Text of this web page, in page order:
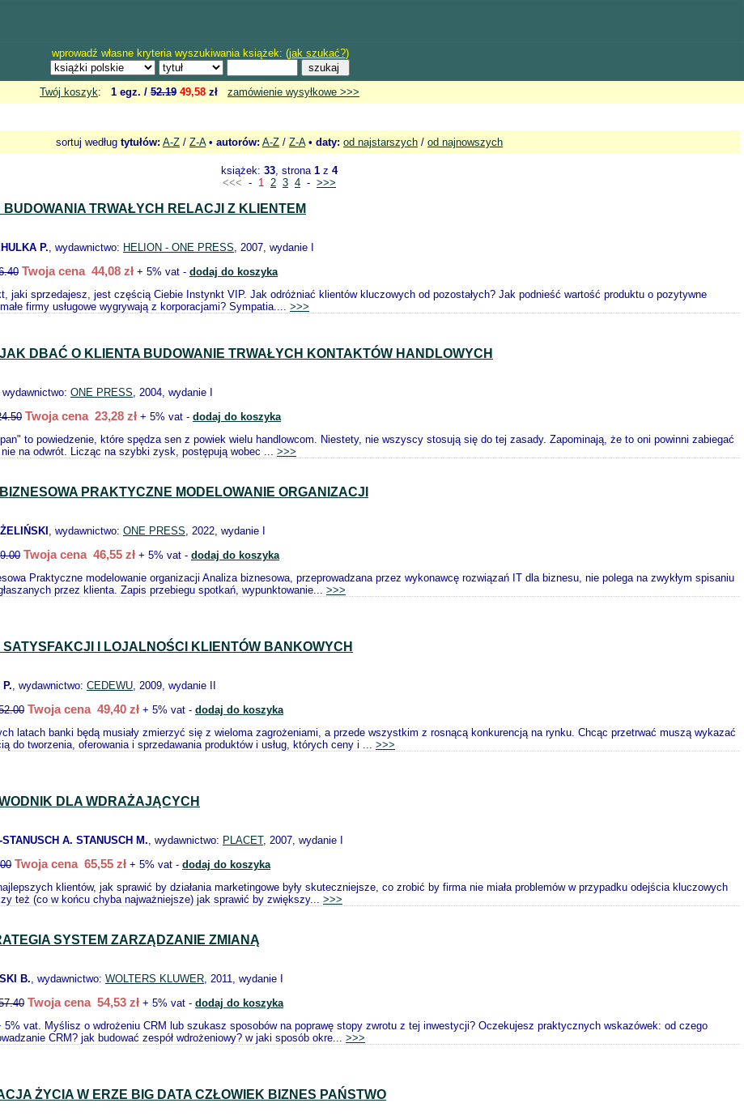
wprowadź własne kryteria wyszukiwania książek: (jak szukać?)
Twój koszyk: 1 egz. / 52.19 49,58 zł
zamówienie wysyłkowe >>>
sortuj według tytułów: A-Z / Z-A• autorów: A-Z / Z-A• daty: od najstarszych / od najnowszych
książek: 33, strona 1 z 4
<<< - 1 2 3 4 - >>>
BUDOWANIA TRWAŁYCH RELACJI Z KLIENTEM
P., wydawnictwo: HELION - ONE PRESS, 2007, wydanie I
Twoja cena 44,08 zł + 5% vat - dodaj do koszyka
jaki sprzedajesz, jest częścią Ciebie Instynkt VIP. Jak odróżniać klientów kluczowych od pozostałych? Jak podnieść wartość produktu o pozytywne
firmy usługowe wygrywają z korporacjami? Sympatia.... >>>
DBAĆ O KLIENTA BUDOWANIE TRWAŁYCH KONTAKTÓW HANDLOWYCH
wydawnictwo: ONE PRESS, 2004, wydanie I
Twoja cena 23,28 zł + 5% vat - dodaj do koszyka
to powiedzenie, które spędza sen z powiek wielu handlowcom. Niestety, nie wszyscy stosują się do tej zasady. Zapominają, że to oni powinni zabiegać
na odwrót. Licząc na szybki zysk, postępują wobec ... >>>
PRAKTYCZNE MODELOWANIE ORGANIZACJI
, wydawnictwo: ONE PRESS, 2022, wydanie I
Twoja cena 46,55 zł + 5% vat - dodaj do koszyka
Praktyczne modelowanie organizacji Analiza biznesowa, przeprowadzana przez wykonawcę rozwiązań IT dla biznesu, nie polega na zwykłym spisaniu
przez klienta. Zapis przebiegu spotkań, wypunktowanie... >>>
I LOJALNOŚCI KLIENTÓW BANKOWYCH
, wydawnictwo: CEDEWU, 2009, wydanie II
Twoja cena 49,40 zł + 5% vat - dodaj do koszyka
latach banki będą musiały zmierzyć się z wieloma zagrożeniami, a przede wszystkim z rosnącą konkurencją na rynku. Chcąc przetrwać muszą wykazać
do tworzenia, oferowania i sprzedawania produktów i usług, których ceny i ... >>>
DLA WDRAŻAJĄCYCH
A. STANUSCH M., wydawnictwo: PLACET, 2007, wydanie I
Twoja cena 65,55 zł + 5% vat - dodaj do koszyka
klientów, jak sprawić by działania marketingowe były skuteczniejsze, co zrobić by firma nie miała problemów w przypadku odejścia kluczowych
też (co w końcu chyba najważniejsze) jak sprawić by zwiększy... >>>
SYSTEM ZARZĄDZANIE ZMIANĄ
B., wydawnictwo: WOLTERS KLUWER, 2011, wydanie I
Twoja cena 54,53 zł + 5% vat - dodaj do koszyka
5% vat. Myślisz o wdrożeniu CRM lub szukasz sposobów na poprawę stopy zwrotu z tej inwestycji? Oczekujesz praktycznych wskazówek: od czego
CRM? jak budować zespół wdrożeniowy? w jaki sposób okre... >>>
ŻYCIA W ERZE BIG DATA CZŁOWIEK BIZNES PAŃSTWO